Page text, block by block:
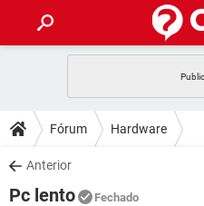
CELULAR
OUTLOOK
INSTAGRAM
DICAS
JOGOS
DOWNLOADS
JOGOS
Fórum Hardware
Anterior
Pc lento Fechado